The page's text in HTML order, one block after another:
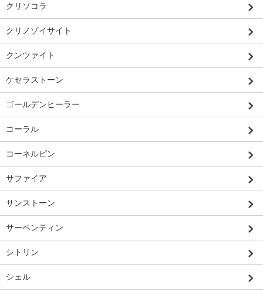
クリソコラ
クリノゾイサイト
クンツァイト
ケセラストーン
ゴールデンヒーラー
コーラル
コーネルピン
サファイア
サンストーン
サーペンティン
シトリン
シェル